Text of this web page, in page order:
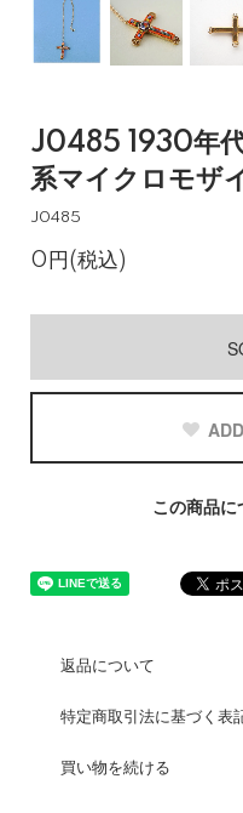
J0485 1930年
系マイクロモザ
J0485
0円(税込)
この商品に
返品について
特定商取引法に基づく表
買い物を続ける